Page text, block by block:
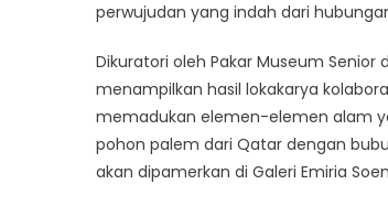
perwujudan yang indah dari
Dikuratori oleh Pakar Museum Senior
menampilkan hasil lokakarya
memadukan elemen-elemen alam
pohon palem dari Qatar dengan
akan dipamerkan di Galeri Emiria